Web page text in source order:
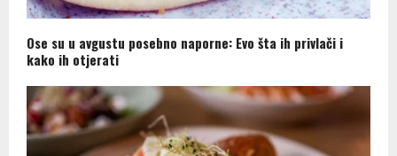
Ose su u avgustu posebno naporne: Evo šta ih privlači i
kako ih otjerati